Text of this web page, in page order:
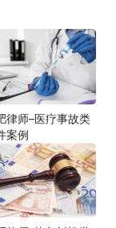
律师–医疗事故类
案例